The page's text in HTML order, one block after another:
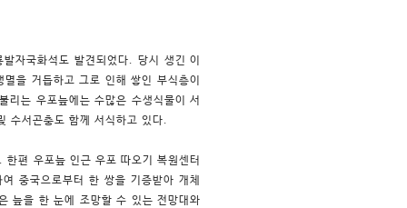
발자국화석도 발견되었다.당시 생긴 이
멸을 거듭하고 그로 인해 쌓인 부식층이
리는 우포늪에는 수많은 수생식물이 서
수서곤충도 함께 서식하고 있다.
편 우포늪 인근 우포 따오기 복원센터
중국으로부터 한 쌍을 기증받아 개체
늪을 한 눈에 조망할 수 있는 전망대와